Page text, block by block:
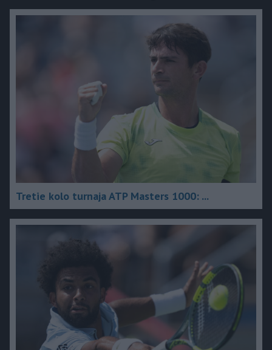
Tretie kolo turnaja ATP Masters 1000: ...